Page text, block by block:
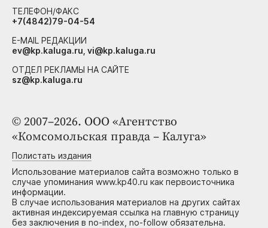
© 2007–2026. ООО «Агентство
«Комсомольская правда – Калуга»
Полистать издания
Использование материалов сайта возможно только в
случае упоминания www.kp40.ru как первоисточника
информации.
В случае использования материалов на других сайтах
активная индексируемая ссылка на главную страницу
без заключения в no-index, no-follow обязательна.
ТЕЛЕФОН/ФАКС
+7(4842)79-04-54
E-MAIL РЕДАКЦИИ
ev@kp.kaluga.ru, vi@kp.kaluga.ru
ОТДЕЛ РЕКЛАМЫ НА САЙТЕ
sz@kp.kaluga.ru